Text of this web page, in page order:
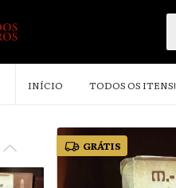
INÍCIO TODOS OS ITENS!
GRÁTIS